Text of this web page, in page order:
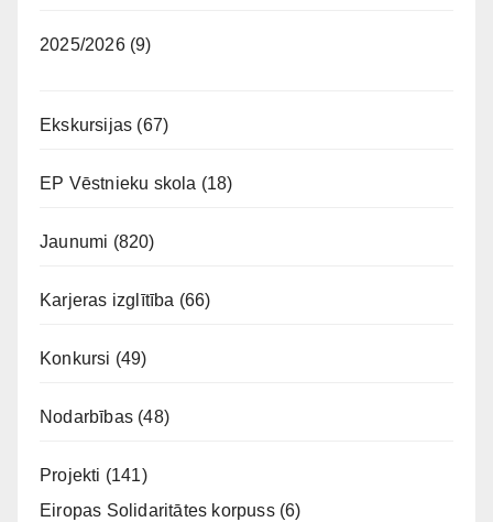
2025/2026(9)
Ekskursijas (67)
EP Vēstnieku skola (18)
Jaunumi (820)
Karjeras izglītība (66)
Konkursi (49)
Nodarbības (48)
Projekti (141)
Eiropas Solidaritātes korpuss(6)